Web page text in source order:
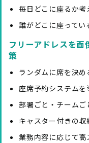
毎日どこに座るか
誰がどこに座ってい
フリーアドレスを
策
ランダムに席を決
座席予約システムを
部署ごと・チーム
キャスター付きの
業務内容に応じて高